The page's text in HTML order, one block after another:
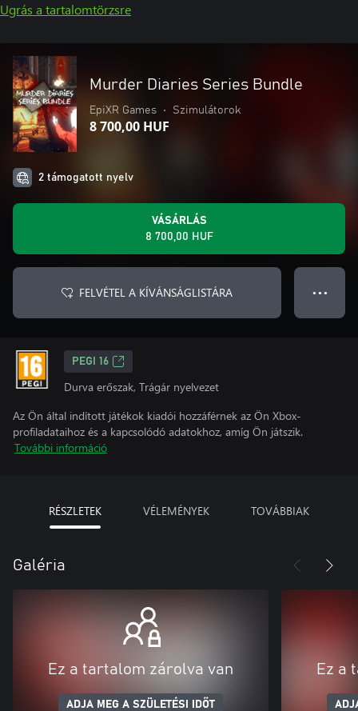
Ugrás a tartalomtörzsre
Murder Diaries Series Bundle
EpiXR Games • Szimulátorok
8 700,00 HUF
2 támogatott nyelv
VÁSÁRLÁS
8 700,00 HUF
FELVÉTEL A KÍVÁNSÁGLISTÁRA ● ● ●
PEGI 16
Durva erőszak, Trágár nyelvezet
Az Ön által indított játékok kiadói hozzáférnek az Ön Xbox-
profiladataihoz és a kapcsolódó adatokhoz, amíg Ön játszik.
További információ
RÉSZLETEK VÉLEMÉNYEK TOVÁBBIAK
Galéria
Ez a tartalom zárolva van
ADJA MEG A SZÜLETÉSI IDŐT
Ez a